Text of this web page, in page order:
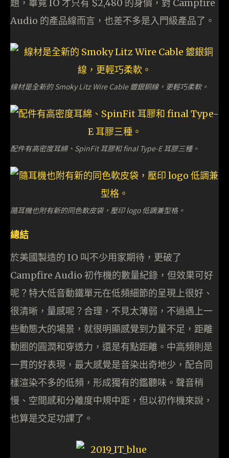
題，畢竟 IO 才只有 $2,480 的身價，對 Campfire
Audio 的產品線而言，也差不多是入門級產品了。
線材是全新的 Smoky Litz Wire Cable 鍍銀銅線，更輕巧柔軟。
配件有高密度耳綿、SpinFit 耳膠和 final Type-E 耳膠三種。
隨耳機也附有新的同色軟皮袋，壓印 logo 低調兼型格。
總結
於美國製造的 IO 叫不少用家期待，更破了
Campfire Audio 初作機的數量紀錄，但效果可好
呢？特大低音動鐵單元在低頻細節的呈現上很好、
很清晰，量感呢？合理，不見太薄弱，不過遇上一
些動態大的場景，就很明顯感覺到力量不足，距離
動圈的圓潤和穿透力，還是有點距離。中高頻則是
一貫的好表現，最大感覺是音染出奇地少，配合同
樣渲染不多的低頻，形成獨有的鑑聽味。聲音稍
慢、空間感和分離度中規中距，但以初作機來說，
也算是交足功課了。